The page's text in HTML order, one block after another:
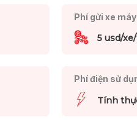
Phí gửi xe máy
5 usd/
Phí điện sử
Tính